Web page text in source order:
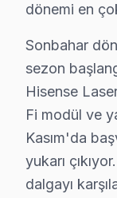
Hisense TV
Avcılar'da
Kurulum
• Avcılar'de
• Avcılar
• Avcılar'de
• Avcılar
dönemi en
Sonbahar
sezon
Hisense
Fi modül ve
Kasım'da
yukarı
dalgayı